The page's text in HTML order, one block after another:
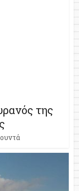
της